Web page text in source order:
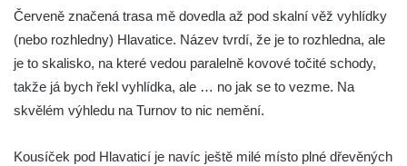
Rozhledna Maják u Strupčic
Vyhlídka na lom Vršany severně od
Strupčic
Vyhlídka v ulici Pod Chloumečkem v
Chloumku
Červeně značená trasa mě dovedla až pod skalní věž vyhlídky
(nebo rozhledny) Hlavatice. Název tvrdí, že je to rozhledna, ale
je to skalisko, na které vedou paralelně kovové točité schody,
takže já bych řekl vyhlídka, ale … no jak se to vezme. Na
skvělém výhledu na Turnov to nic nemění.
Kousíček pod Hlavaticí je navíc ještě milé místo plné dřevěných